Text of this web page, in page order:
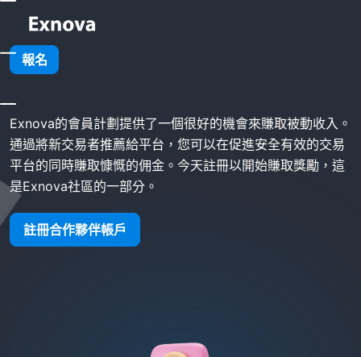
報名
Exnova 會員計劃
Exnova 會員計劃
Exnova的會員計劃提供了一個很好的機會來賺取被動收入。
通過將新交易者推薦給平台，您可以在促進安全有效的交易
平台的同時賺取慷慨的佣金。今天註冊以開始賺取獎勵，這
是Exnova社區的一部分。
註冊合作夥伴帳戶